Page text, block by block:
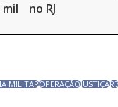
no RJ
MILITAROPERAÇÃOJUSTIÇA